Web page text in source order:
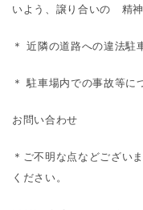
いよう、譲り合いの 精神
＊ 近隣の道路への違法駐
＊ 駐車場内での事故等に
お問い合わせ
＊ご不明な点などござい
ください。